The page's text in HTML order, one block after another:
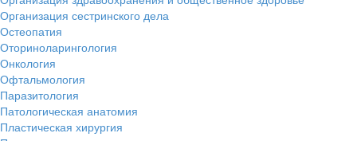
Организация сестринского дела
Остеопатия
Оториноларингология
Онкология
Офтальмология
Паразитология
Патологическая анатомия
Пластическая хирургия